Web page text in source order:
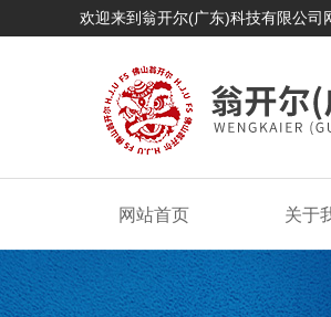
欢迎来到翁开尔(广东)科技有限公司
网站首页 关于